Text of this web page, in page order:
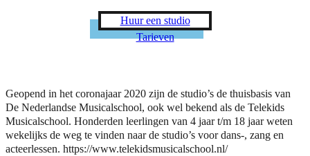
Huur een studio
Tarieven
Geopend in het coronajaar 2020 zijn de studio’s de thuisbasis van
De Nederlandse Musicalschool, ook wel bekend als de Telekids
Musicalschool. Honderden leerlingen van 4 jaar t/m 18 jaar weten
wekelijks de weg te vinden naar de studio’s voor dans-, zang en
acteerlessen. https://www.telekidsmusicalschool.nl/